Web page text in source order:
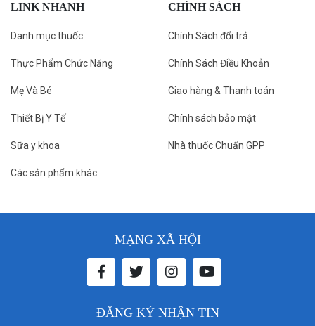
LINK NHANH
Danh mục thuốc
Thực Phẩm Chức Năng
Mẹ Và Bé
Thiết Bị Y Tế
Sữa y khoa
Các sản phẩm khác
CHÍNH SÁCH
Chính Sách đổi trả
Chính Sách Điều Khoản
Giao hàng & Thanh toán
Chính sách bảo mật
Nhà thuốc Chuẩn GPP
MẠNG XÃ HỘI
ĐĂNG KÝ NHẬN TIN